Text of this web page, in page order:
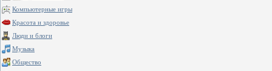
Компьютерные игры
Красота и здоровье
Люди и блоги
Музыка
Общество